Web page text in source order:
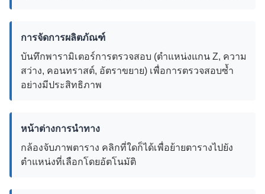
การจัดการผลิตภัณฑ์
บันทึกพารามิเตอร์การตรวจสอบ (ตำแหน่งแกน Z, ความ
สว่าง, คอนทราสต์, อัตราขยาย) เพื่อการตรวจสอบซ้ำ
อย่างมีประสิทธิภาพ
หน้าต่างการนำทาง
กล้องจับภาพตาราง คลิกที่ใดก็ได้เพื่อย้ายตารางไปยัง
ตำแหน่งที่เลือกโดยอัตโนมัติ